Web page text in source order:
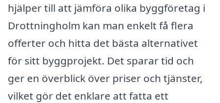
hjälper till att jämföra olika byggföretag i
Drottningholm kan man enkelt få flera
offerter och hitta det bästa alternativet
för sitt byggprojekt. Det sparar tid och
ger en överblick över priser och tjänster,
vilket gör det enklare att fatta ett